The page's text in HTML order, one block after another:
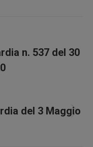
n. 537 del 30
del 3 Maggio